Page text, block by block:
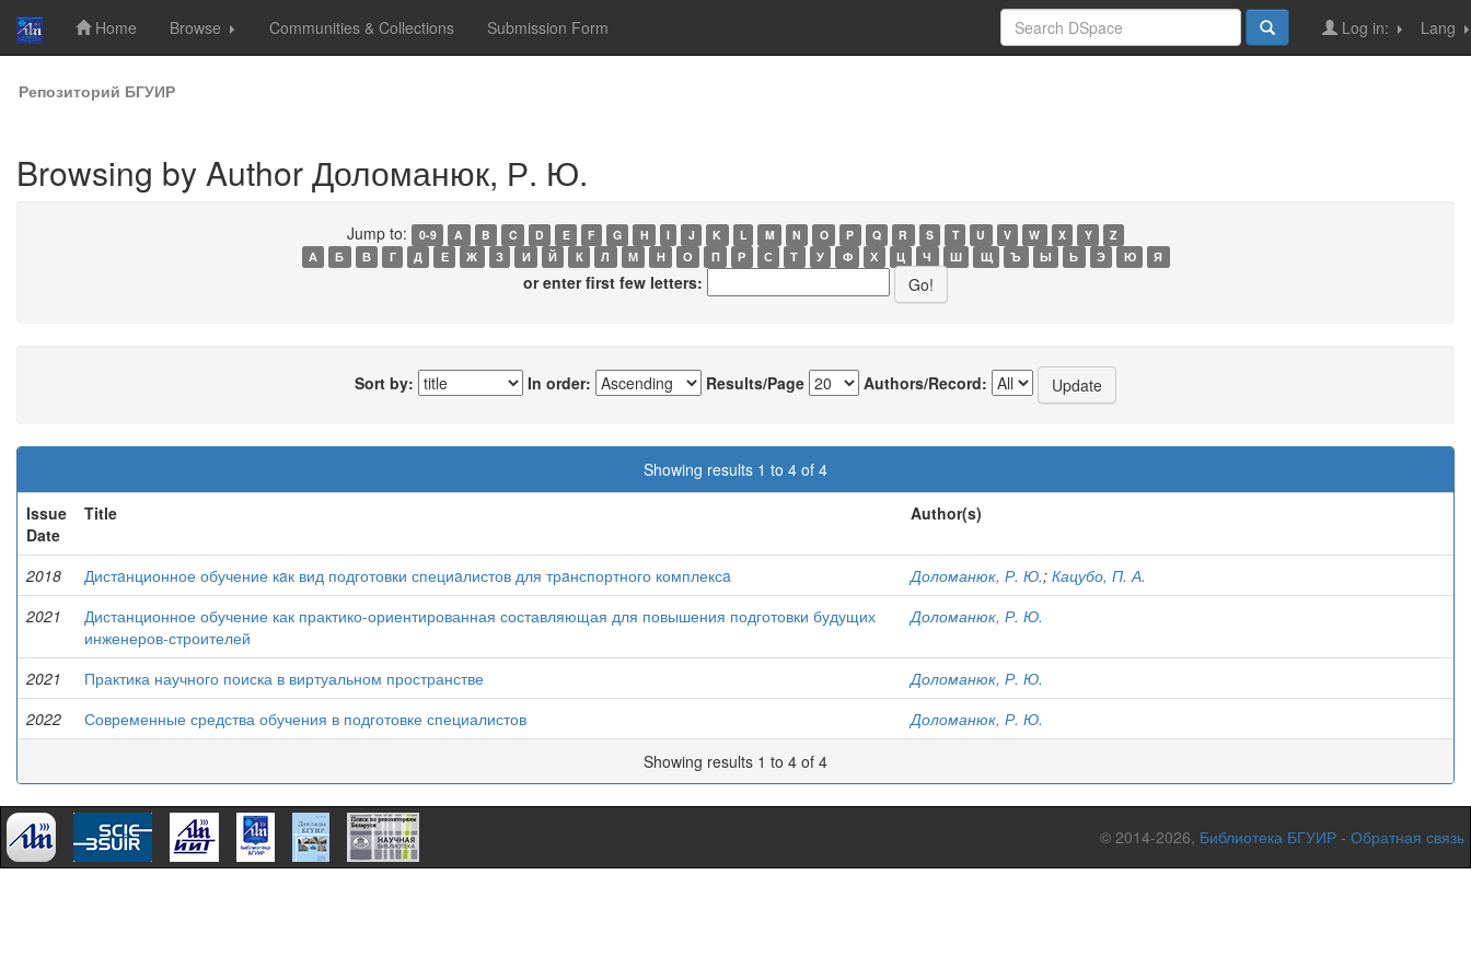
Skip
navigation
Home Browse Communities & Collections Submission Form Lang
Log in:
Репозиторий БГУИР
Browsing by Author Доломанюк, Р. Ю.
Jump to: 0-9 A B C D E F G H I J K L M N O P Q R S T U V W X Y
Z
А
Б В Г Д Е Ж З И Й К Л М Н О П Р С Т У Ф Х Ц Ч Ш Щ Ъ Ы Ь Э Ю Я
or enter first few letters:
Sort by: In order: Results/Page Authors/Record:
Showing results 1 to 4 of 4
Issue
Date
Title Author(s)
2018 Дистaнционное обучение кaк вид подготовки специaлистов для трaнспортного комплексa Доломанюк, Р. Ю.; Кацубо, П. А.
2021
Дистанционное обучение как практико-ориентированная составляющая для повышения подготовки будущих
инженеров-строителей
Доломанюк, Р. Ю.
2021 Практика научного поиска в виртуальном пространстве
Доломанюк, Р. Ю.
2022
Современные средства обучения в подготовке специалистов
Доломанюк, Р. Ю.
Showing results 1 to 4 of 4
© 2014-2026, Библиотека БГУИР - Обратная связь